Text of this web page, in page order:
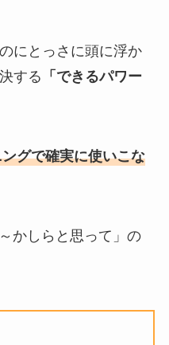
にとっさに頭に浮か
する 「できるパワー
グで確実に使いこな
かしらと思って」の